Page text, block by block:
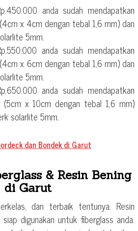
anda sudah mendapatkan
x 4cm dengan tebal 1,6 mm) dan
5mm.
anda sudah mendapatkan
x 6cm dengan tebal 1,6 mm) dan
5mm.
anda sudah mendapatkan
(5cm x 10cm dengan tebal 1,6 mm)
solarlite 5mm.
dan Bondek di Garut
& Resin Bening
di Garut
dan terbaik tentunya. Resin
digunakan untuk fiberglass anda.